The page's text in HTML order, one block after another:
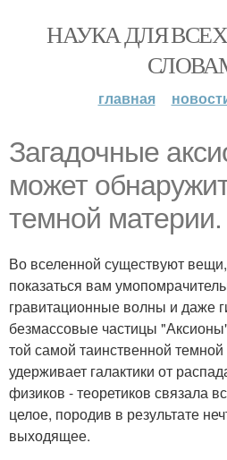
НАУКА ДЛЯ
главная
Загадочные
может
темной материи.
Во вселенной существуют
показаться вам
гравитационные волны и даже
безмассовые частицы
той самой таинственной
удерживает галактики от
физиков - теоретиков связала
целое, породив в результате
выходящее.